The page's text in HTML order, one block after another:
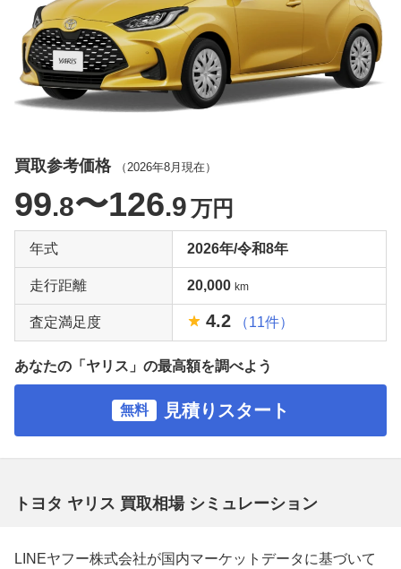
買取参考価格 （ 2026年8月 現在）
99.8〜126.9万円
年式 2026年/令和8年
走行距離 20,000 km
査定満足度 4.2 （11件）
あなたの「ヤリス」の最高額を調べよう
無料 見積りスタート
トヨタ ヤリス 買取相場 シミュレーション
LINEヤフー株式会社が国内マーケットデータに基づいて